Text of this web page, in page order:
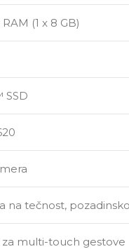
(1 x 8 GB)
SSD
na tečnost,
multi-touch gestove